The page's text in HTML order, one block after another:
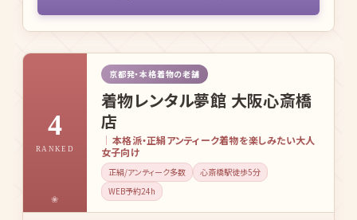
公式サイトで予約する
4
京都発・本格着物の老舗
着物レンタル夢館 大阪心斎橋
店
本格派・正絹アンティーク着物を楽しみたい大人